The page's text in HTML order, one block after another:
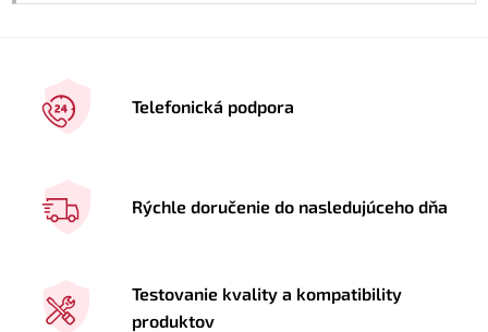
Telefonická podpora
Rýchle doručenie do nasledujúceho dňa
Testovanie kvality a kompatibility
produktov